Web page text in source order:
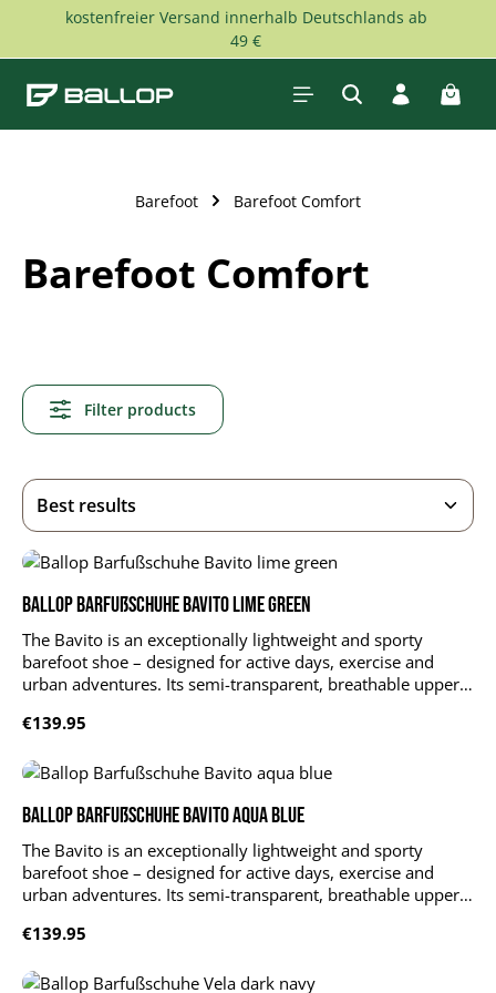
Skip to main content
kostenfreier Versand innerhalb Deutschlands ab
49 €
Barefoot Barefoot Comfort
Barefoot Comfort
Filter products
Ballop Barfußschuhe Bavito lime green
The Bavito is an exceptionally lightweight and sporty
barefoot shoe – designed for active days, exercise and
urban adventures. Its semi-transparent, breathable upper
technical feel.PU reinforcements in high-wear areas such
with an elastic strap ensures an optimal fit, complemented
The flexible BF3 sole offers comfortable cushioning,
flexibility and grip.Whether for training, travelling or
leisure – the Bavito combines a barefoot feel with a sporty
design.Upper: 40% nylon, 40% synthetic suede, 20% TPU
Sole: EVA, rubber
Regular price:
€139.95
Ballop Barfußschuhe Bavito aqua blue
The Bavito is an exceptionally lightweight and sporty
barefoot shoe – designed for active days, exercise and
urban adventures. Its semi-transparent, breathable upper
technical feel.PU reinforcements in high-wear areas such
with an elastic strap ensures an optimal fit, complemented
Regular price:
€139.95